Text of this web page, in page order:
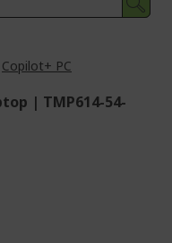
Copilot+ PC
| TMP614-54-